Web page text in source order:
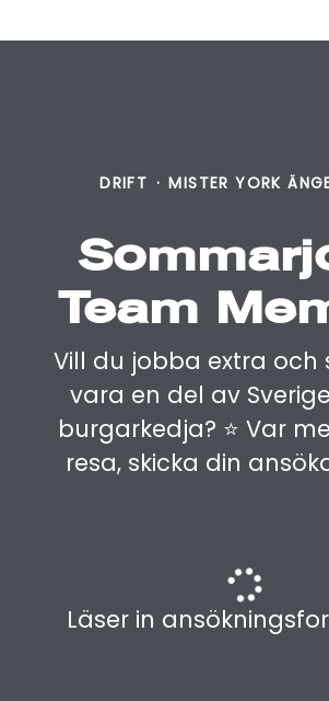
DRIFT · MISTER YORK
Team
Vill du jobba extra och
vara en del av
burgarkedja? ⭐️ Var
resa, skicka din
Läser in